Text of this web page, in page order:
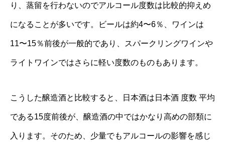
り、蒸留を行わないのでアルコール度数は比較的抑えめ
になることが多いです。ビールは約4〜6％、ワインは
11〜15％前後が一般的であり、スパークリングワインや
ライトワインではさらに軽い度数のものもあります。
こうした醸造酒と比較すると、日本酒は日本酒 度数 平均
である15度前後が、醸造酒の中ではかなり高めの部類に
入ります。そのため、少量でもアルコールの影響を感じ